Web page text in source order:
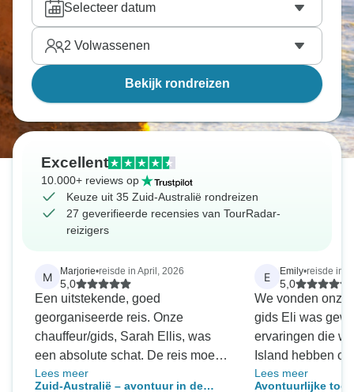
Selecteer datum
2 Volwassenen
Bekijk rondreizen
Excellent
10.000+ reviews op
Keuze uit 35 Zuid-Australië rondreizen
27 geverifieerde recensies van TourRadar-
reizigers
M Marjorie•reisde in April, 2026
5,0
Een uitstekende, goed
georganiseerde reis. Onze
chauffeur/gids, Sarah Ellis, was
een absolute schat. De reis moest
worden aangepast vanwege de
Lees meer
Zuid-Australië – avontuur in de
E Emily•reisde in
5,0
We vonden onze
gids Eli was
ervaringen die
Island hebben
ongelooflijk. Ik
Lees meer
Avontuurlijke